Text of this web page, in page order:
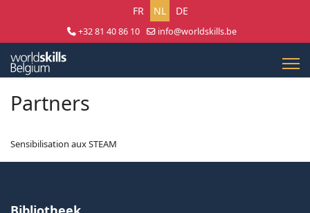
Selecteer uw taal
FR NL DE
+32 81 40 86 10
info@worldskills.be
Partners
Sensibilisation aux STEAM